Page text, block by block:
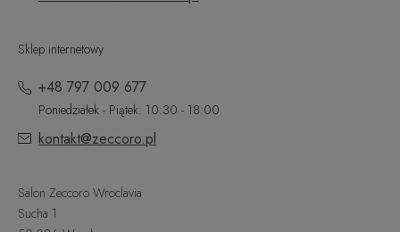
Sklep internetowy
+48 797 009 677
Poniedziałek - Piątek: 10:30 - 18:00
kontakt@zeccoro.pl
Salon Zeccoro Wroclavia
Sucha 1